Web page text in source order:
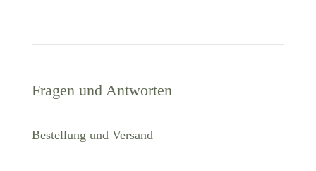
Fragen und Antworten
Bestellung und Versand